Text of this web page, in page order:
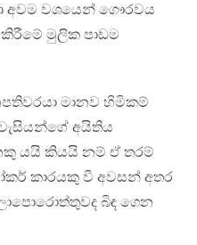
අවම වශයෙන් ගෞරවය
මුලික පාඩම
මානව හිමිකම්
අයිතිය
යයි කියයි නම් ඒ තරම්
කාරයකු වී අවසන් අතර
බිඳ ගෙන